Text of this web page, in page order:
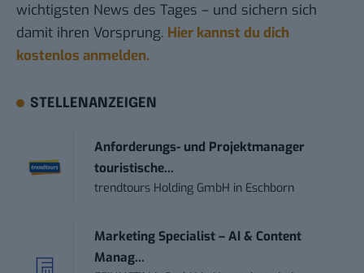
wichtigsten News des Tages – und sichern sich
damit ihren Vorsprung. Hier kannst du dich
kostenlos anmelden.
STELLENANZEIGEN
Anforderungs- und Projektmanager
touristische...
trendtours Holding GmbH in Eschborn
Marketing Specialist – AI & Content
Manag...